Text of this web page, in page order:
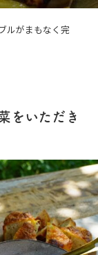
ルがまもなく完
をいただき